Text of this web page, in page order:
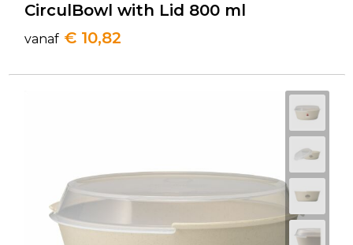
CirculBowl with Lid 800 ml
vanaf € 10,82